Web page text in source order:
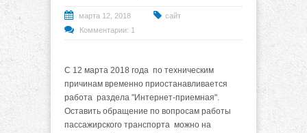
марта 12, 2018
сайт
Комментарии: 1
С 12 марта 2018 года по техническим
причинам временно приостанавливается
работа раздела "Интернет-приемная".
Оставить обращение по вопросам работы
пассажирского транспорта можно на